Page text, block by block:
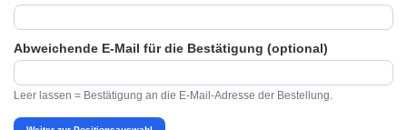
Abweichende E-Mail für die Bestätigung (optional)
Leer lassen = Bestätigung an die E-Mail-Adresse der Bestellung.